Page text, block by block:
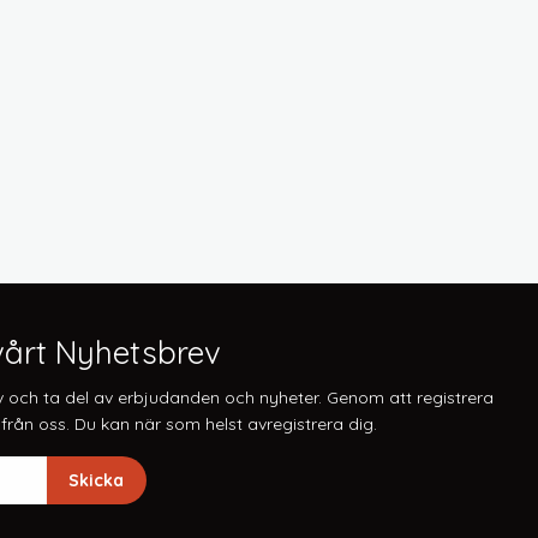
Nyhetsbrev
ta del av erbjudanden och nyheter. Genom att registrera
oss. Du kan när som helst avregistrera dig.